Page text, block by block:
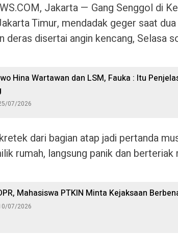
Jakarta — Gang Senggol di
Timur, mendadak geger saat
deras disertai angin kencang, Selasa
Hina Wartawan dan LSM, Fauka : Itu
07/2026
dari bagian atap jadi pertanda
rumah, langsung panik dan
Mahasiswa PTKIN Minta Kejaksaan
07/2026